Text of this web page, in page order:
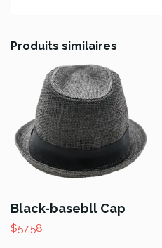
Produits similaires
Black-basebll Cap
$57.58